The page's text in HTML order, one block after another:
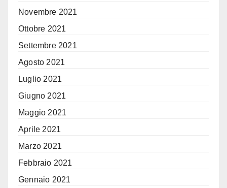
Novembre 2021
Ottobre 2021
Settembre 2021
Agosto 2021
Luglio 2021
Giugno 2021
Maggio 2021
Aprile 2021
Marzo 2021
Febbraio 2021
Gennaio 2021